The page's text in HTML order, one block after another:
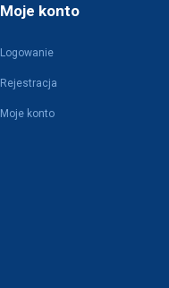
Moje konto
Logowanie
Rejestracja
Moje konto